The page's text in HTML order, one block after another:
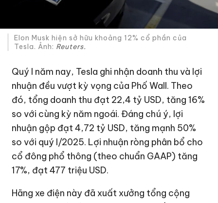
Elon Musk hiện sở hữu khoảng 12% cổ phần của
Tesla. Ảnh: Reuters.
Quý I năm nay, Tesla ghi nhận doanh thu và lợi
nhuận đều vượt kỳ vọng của Phố Wall. Theo
đó, tổng doanh thu đạt 22,4 tỷ USD, tăng 16%
so với cùng kỳ năm ngoái. Đáng chú ý, lợi
nhuận gộp đạt4,72 tỷ USD, tăng mạnh 50%
so với quý I/2025. Lợi nhuận ròng phân bổ cho
cổ đông phổ thông (theo chuẩn GAAP) tăng
17%, đạt477 triệu USD.
Hãng xe điện này đã xuất xưởng tổng cộng